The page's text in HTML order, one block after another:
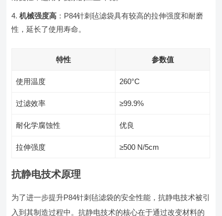
机械强度高 ：P84针刺毡滤袋具有较高的拉伸强度和耐磨
性，延长了使用寿命。
特性 参数值
使用温度 260°C
过滤效率 ≥99.9%
耐化学腐蚀性 优良
拉伸强度 ≥500 N/5cm
抗静电技术原理
为了进一步提升P84针刺毡滤袋的安全性能，抗静电技术被引
入到其制造过程中。抗静电技术的核心在于通过改变材料的